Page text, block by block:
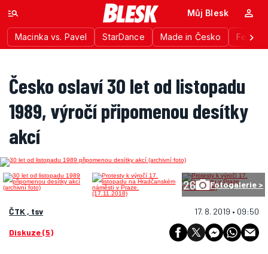
Macinka vs. Pavel StarDance Made in Česko
Můj Blesk
Česko oslaví 30 let od listopadu
1989, výročí připomenou desítky
akcí
26 Fotogalerie >
ČTK , tsv 17. 8. 2019 • 09:50
Diskuze (5)